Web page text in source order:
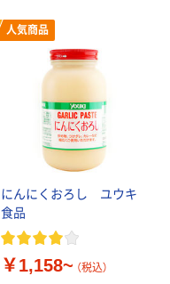
人気商品
にんにくおろし ユウキ
食品
￥1,158~ （税込）
製造）
￥115~